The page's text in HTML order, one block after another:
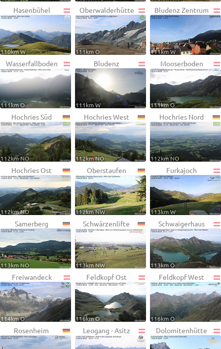
Hasenbühel
110km W
Oberwalderhütte
111km O
Bludenz Zentrum
111km W
Wasserfallboden
111km O
Bludenz
111km W
Mooserboden
111km O
Hochries Süd
112km NO
Hochries West
112km NO
Hochries Nord
112km NO
Hochries Ost
112km NO
Oberstaufen
112km NW
Furkajoch
113km W
Samerberg
113km NO
Schwärzenlifte
113km NW
Schwaigerhaus
113km O
Freiwandeck
114km O
Feldkopf Ost
116km O
Feldkopf West
116km O
Rosenheim Leogang - Asitz Dolomitenhütte